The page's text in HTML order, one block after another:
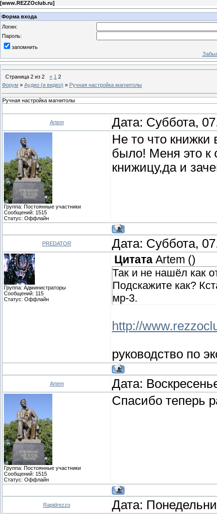
[www.REZZOclub.ru]
Форма входа
Логин:
Пароль:
запомнить
Страница 2 из 2 « 1 2
Форум » Аудио (и видео) » Ручная настройка магнитолы
Ручная настройка магнитолы
Artem Дата: Суббота,
Группа: Постоянные участники
Сообщений: 1515
Статус: Оффлайн
Не то что
было! Меня это к
книжицу,да и
PREDATOR Дата: Суббота,
Группа: Администраторы
Сообщений: 115
Статус: Оффлайн
Цитата Artem ()
Так и не нашёл как
Подскажите как?
мр-3.
http://
руководство по
Artem Дата:
Группа: Постоянные участники
Сообщений: 1515
Статус: Оффлайн
Спасибо теперь
Rapidrezzo Дата: